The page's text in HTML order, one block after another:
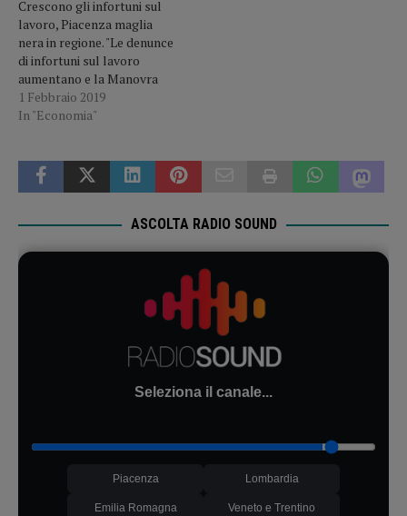
Crescono gli infortuni sul
lavoro, Piacenza maglia
nera in regione. "Le denunce
di infortuni sul lavoro
aumentano e la Manovra
del Governo ridimensiona i
premi". Così i sindacati Cgil
per un ammontare di 410
milioni di euro, è iniqua e
1 Febbraio 2019
In "Economia"
ASCOLTA RADIO SOUND
Seleziona il canale...
Piacenza Lombardia
Emilia Romagna Veneto e Trentino